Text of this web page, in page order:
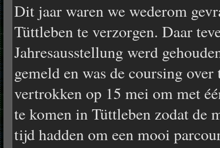
Dit jaar waren we wederom
Tüttleben te verzorgen. Daar
Jahresausstellung werd
gemeld en was de coursing
vertrokken op 15 mei om met
te komen in Tüttleben zodat de
tijd hadden om een mooi